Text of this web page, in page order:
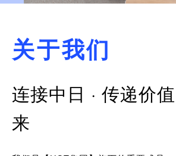
关于我们
连接中日 · 传递价
来